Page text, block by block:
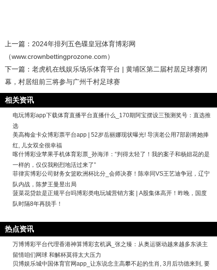
上一篇： 2024年排列五色碟皇冠体育博彩网
（www.crownbettingprozone.com）
下一篇： 老虎机在线娱乐场乐体育平台 | 黄埔区第二届村居足球赛闭
幕，村居组前三将参与广州千村足球赛
相关资讯
电玩博彩app下载体育直播平台直播什么_170期阿宝摆设三预测奖号：直选推
选
美高梅金卡众博彩票平台app | 52岁岳丽娜现状曝光! 导演老公用7部剧将她捧
红, 儿女双全很幸福
喀什博彩业苹果手机体育彩票_孙海洋：“判得太轻了！我的案子和杨妞花的是
一样的，仅仅我刚烈地活过来了”
菲律宾博彩公司财务女篮欧洲杯比分_会师决赛！陈幸同VS王艺迪争冠，辽宁
队内战，陈梦王曼昱出局
菠菜花贷款是正规平台吗博彩类电玩城营销方案 | A股集体高开！昨晚，国度
队时隔8年再脱手！
热点资讯
万博博彩平台代理香港神算博彩玄机讽_张之臻：从奥运驱动越来越多东谈主
留情咱们网球 和解杯莫得太大压力
贝博娱乐城中国体育官网app_让东说念主高攀不起的生肖, 3月后功德来到, 要